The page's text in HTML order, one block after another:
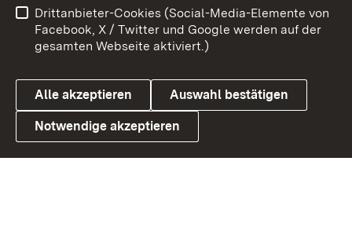
Link zum Landesportal
Barrierefreiheit
Datenschutz
Cookies
Drittanbieter-Cookies (Social-Media-Elemente von
Facebook, X / Twitter und Google werden auf der
gesamten Webseite aktiviert.)
Alle akzeptieren Auswahl bestätigen
Notwendige akzeptieren